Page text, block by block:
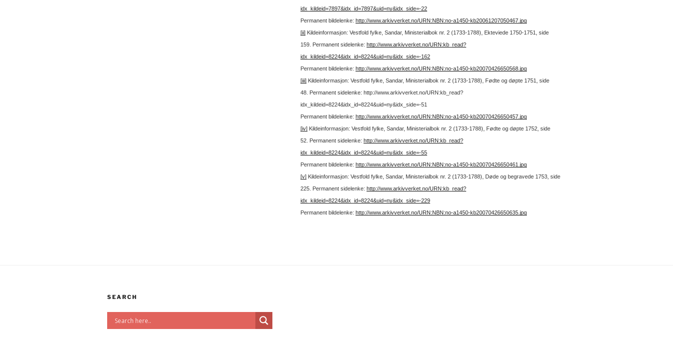
idx_kildeid=7897&idx_id=7897&uid=ny&idx_side=-22
Permanent bildelenke: http://www.arkivverket.no/URN:NBN:no-a1450-kb20061207050467.jpg
[ii]Kildeinformasjon: Vestfold fylke, Sandar, Ministerialbok nr. 2 (1733-1788), Ekteviede 1750-1751, side
159. Permanent sidelenke: http://www.arkivverket.no/URN:kb_read?
idx_kildeid=8224&idx_id=8224&uid=ny&idx_side=-162
Permanent bildelenke: http://www.arkivverket.no/URN:NBN:no-a1450-kb20070426650568.jpg
[iii]Kildeinformasjon: Vestfold fylke, Sandar, Ministerialbok nr. 2 (1733-1788), Fødte og døpte 1751, side
48. Permanent sidelenke: http://www.arkivverket.no/URN:kb_read?
idx_kildeid=8224&idx_id=8224&uid=ny&idx_side=-51
Permanent bildelenke: http://www.arkivverket.no/URN:NBN:no-a1450-kb20070426650457.jpg
[iv]Kildeinformasjon: Vestfold fylke, Sandar, Ministerialbok nr. 2 (1733-1788), Fødte og døpte 1752, side
52. Permanent sidelenke: http://www.arkivverket.no/URN:kb_read?
idx_kildeid=8224&idx_id=8224&uid=ny&idx_side=-55
Permanent bildelenke: http://www.arkivverket.no/URN:NBN:no-a1450-kb20070426650461.jpg
[v]Kildeinformasjon: Vestfold fylke, Sandar, Ministerialbok nr. 2 (1733-1788), Døde og begravede 1753, side
225. Permanent sidelenke: http://www.arkivverket.no/URN:kb_read?
idx_kildeid=8224&idx_id=8224&uid=ny&idx_side=-229
Permanent bildelenke: http://www.arkivverket.no/URN:NBN:no-a1450-kb20070426650635.jpg
SEARCH